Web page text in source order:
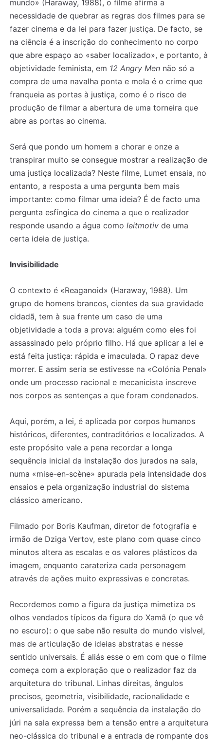
mundo» (Haraway, 1988), o filme afirma a
necessidade de quebrar as regras dos filmes para se
fazer cinema e da lei para fazer justiça. De facto, se
na ciência é a inscrição do conhecimento no corpo
que abre espaço ao «saber localizado», e portanto, à
objetividade feminista, em 12 Angry Men não só a
compra de uma navalha ponta e mola é o crime que
franqueia as portas à justiça, como é o risco de
produção de filmar a abertura de uma torneira que
abre as portas ao cinema.
Será que pondo um homem a chorar e onze a
transpirar muito se consegue mostrar a realização de
uma justiça localizada? Neste filme, Lumet ensaia, no
entanto, a resposta a uma pergunta bem mais
importante: como filmar uma ideia? É de facto uma
pergunta esfíngica do cinema a que o realizador
responde usando a água como leitmotiv de uma
certa ideia de justiça.
Invisibilidade
O contexto é «Reaganoid» (Haraway, 1988). Um
grupo de homens brancos, cientes da sua gravidade
cidadã, tem à sua frente um caso de uma
objetividade a toda a prova: alguém como eles foi
assassinado pelo próprio filho. Há que aplicar a lei e
está feita justiça: rápida e imaculada. O rapaz deve
morrer. E assim seria se estivesse na «Colónia Penal»
onde um processo racional e mecanicista inscreve
nos corpos as sentenças a que foram condenados.
Aqui, porém, a lei, é aplicada por corpos humanos
históricos, diferentes, contraditórios e localizados. A
este propósito vale a pena recordar a longa
sequência inicial da instalação dos jurados na sala,
numa «mise-en-scène» apurada pela intensidade dos
ensaios e pela organização industrial do sistema
clássico americano.
Filmado por Boris Kaufman, diretor de fotografia e
irmão de Dziga Vertov, este plano com quase cinco
minutos altera as escalas e os valores plásticos da
imagem, enquanto carateriza cada personagem
através de ações muito expressivas e concretas.
Recordemos como a figura da justiça mimetiza os
olhos vendados típicos da figura do Xamã (o que vê
no escuro): o que sabe não resulta do mundo visível,
mas de articulação de ideias abstratas e nesse
sentido universais. É aliás esse o em com que o filme
começa com a exploração que o realizador faz da
arquitetura do tribunal. Linhas direitas, ângulos
precisos, geometria, visibilidade, racionalidade e
universalidade. Porém a sequência da instalação do
júri na sala expressa bem a tensão entre a arquitetura
neo-clássica do tribunal e a entrada de rompante dos